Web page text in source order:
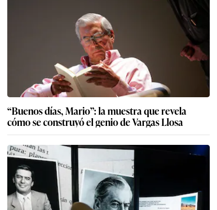
“Buenos días, Mario”: la muestra que revela
cómo se construyó el genio de Vargas Llosa